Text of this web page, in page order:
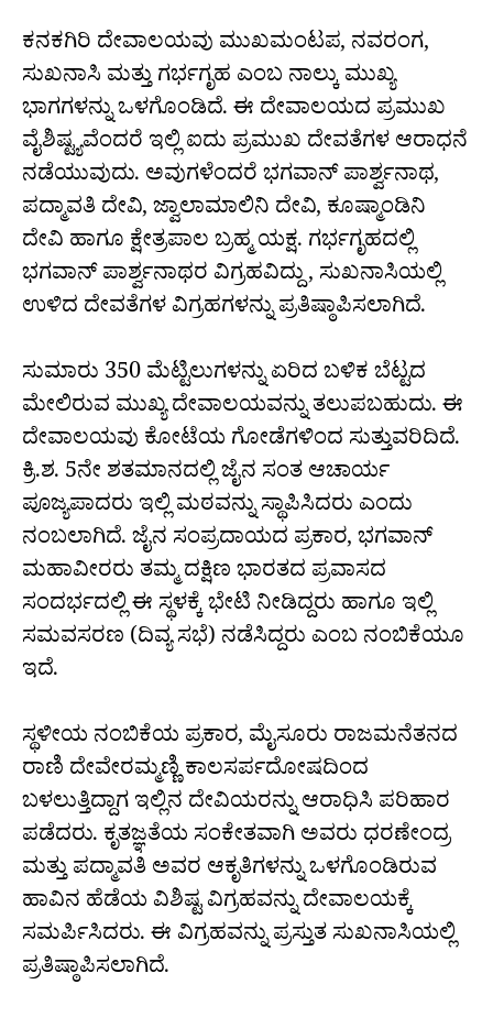
ಕನಕಗಿರಿ ದೇವಾಲಯವು ಮುಖಮಂಟಪ, ನವರಂಗ,
ಸುಖನಾಸಿ ಮತ್ತು ಗರ್ಭಗೃಹ ಎಂಬ ನಾಲ್ಕು ಮುಖ್ಯ
ಭಾಗಗಳನ್ನು ಒಳಗೊಂಡಿದೆ. ಈ ದೇವಾಲಯದ ಪ್ರಮುಖ
ವೈಶಿಷ್ಟ್ಯವೆಂದರೆ ಇಲ್ಲಿ ಐದು ಪ್ರಮುಖ ದೇವತೆಗಳ ಆರಾಧನೆ
ನಡೆಯುವುದು. ಅವುಗಳೆಂದರೆ ಭಗವಾನ್ ಪಾರ್ಶ್ವನಾಥ,
ಪದ್ಮಾವತಿ ದೇವಿ, ಜ್ವಾಲಾಮಾಲಿನಿ ದೇವಿ, ಕೂಷ್ಮಾಂಡಿನಿ
ದೇವಿ ಹಾಗೂ ಕ್ಷೇತ್ರಪಾಲ ಬ್ರಹ್ಮ ಯಕ್ಷ. ಗರ್ಭಗೃಹದಲ್ಲಿ
ಭಗವಾನ್ ಪಾರ್ಶ್ವನಾಥರ ವಿಗ್ರಹವಿದ್ದು, ಸುಖನಾಸಿಯಲ್ಲಿ
ಉಳಿದ ದೇವತೆಗಳ ವಿಗ್ರಹಗಳನ್ನು ಪ್ರತಿಷ್ಠಾಪಿಸಲಾಗಿದೆ.
ಸುಮಾರು 350 ಮೆಟ್ಟಿಲುಗಳನ್ನು ಏರಿದ ಬಳಿಕ ಬೆಟ್ಟದ
ಮೇಲಿರುವ ಮುಖ್ಯ ದೇವಾಲಯವನ್ನು ತಲುಪಬಹುದು. ಈ
ದೇವಾಲಯವು ಕೋಟೆಯ ಗೋಡೆಗಳಿಂದ ಸುತ್ತುವರಿದಿದೆ.
ಕ್ರಿ.ಶ. 5ನೇ ಶತಮಾನದಲ್ಲಿ ಜೈನ ಸಂತ ಆಚಾರ್ಯ
ಪೂಜ್ಯಪಾದರು ಇಲ್ಲಿ ಮಠವನ್ನು ಸ್ಥಾಪಿಸಿದರು ಎಂದು
ನಂಬಲಾಗಿದೆ. ಜೈನ ಸಂಪ್ರದಾಯದ ಪ್ರಕಾರ, ಭಗವಾನ್
ಮಹಾವೀರರು ತಮ್ಮ ದಕ್ಷಿಣ ಭಾರತದ ಪ್ರವಾಸದ
ಸಂದರ್ಭದಲ್ಲಿ ಈ ಸ್ಥಳಕ್ಕೆ ಭೇಟಿ ನೀಡಿದ್ದರು ಹಾಗೂ ಇಲ್ಲಿ
ಸಮವಸರಣ (ದಿವ್ಯ ಸಭೆ) ನಡೆಸಿದ್ದರು ಎಂಬ ನಂಬಿಕೆಯೂ
ಇದೆ.
ಸ್ಥಳೀಯ ನಂಬಿಕೆಯ ಪ್ರಕಾರ, ಮೈಸೂರು ರಾಜಮನೆತನದ
ರಾಣಿ ದೇವೇರಮ್ಮಣ್ಣಿ ಕಾಲಸರ್ಪದೋಷದಿಂದ
ಬಳಲುತ್ತಿದ್ದಾಗ ಇಲ್ಲಿನ ದೇವಿಯರನ್ನು ಆರಾಧಿಸಿ ಪರಿಹಾರ
ಪಡೆದರು. ಕೃತಜ್ಞತೆಯ ಸಂಕೇತವಾಗಿ ಅವರು ಧರಣೇಂದ್ರ
ಮತ್ತು ಪದ್ಮಾವತಿ ಅವರ ಆಕೃತಿಗಳನ್ನು ಒಳಗೊಂಡಿರುವ
ಹಾವಿನ ಹೆಡೆಯ ವಿಶಿಷ್ಟ ವಿಗ್ರಹವನ್ನು ದೇವಾಲಯಕ್ಕೆ
ಸಮರ್ಪಿಸಿದರು. ಈ ವಿಗ್ರಹವನ್ನು ಪ್ರಸ್ತುತ ಸುಖನಾಸಿಯಲ್ಲಿ
ಪ್ರತಿಷ್ಠಾಪಿಸಲಾಗಿದೆ.